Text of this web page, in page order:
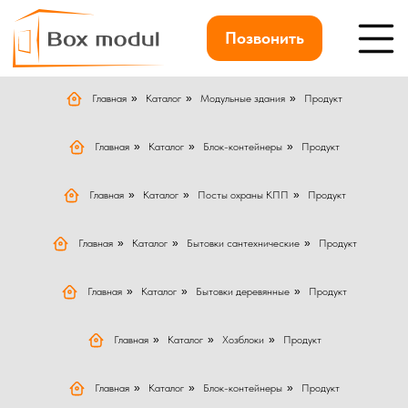
Позвонить
Главная » Каталог » Модульные здания » Продукт
Главная » Каталог » Блок-контейнеры » Продукт
Главная » Каталог » Посты охраны КПП » Продукт
Главная » Каталог » Бытовки сантехнические » Продукт
Главная » Каталог » Бытовки деревянные » Продукт
Главная » Каталог » Хозблоки » Продукт
Главная » Каталог » Блок-контейнеры » Продукт